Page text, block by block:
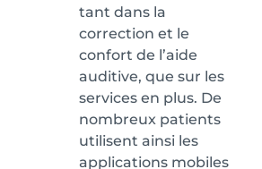
tant dans la
correction et le
confort de l’aide
auditive, que sur les
services en plus. De
nombreux patients
utilisent ainsi les
applications mobiles